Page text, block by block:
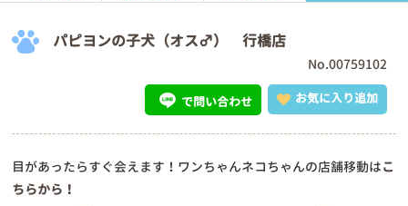
パピヨンの子犬（オス♂） 行橋店
No.00759102
お気に入り追加
で問い合わせ
目があったらすぐ会えます！ワンちゃんネコちゃんの店舗移動はこ
ちらから！